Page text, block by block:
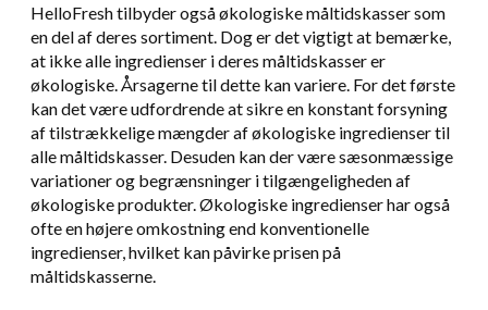
HelloFresh tilbyder også økologiske måltidskasser som
en del af deres sortiment. Dog er det vigtigt at bemærke,
at ikke alle ingredienser i deres måltidskasser er
økologiske. Årsagerne til dette kan variere. For det første
kan det være udfordrende at sikre en konstant forsyning
af tilstrækkelige mængder af økologiske ingredienser til
alle måltidskasser. Desuden kan der være sæsonmæssige
variationer og begrænsninger i tilgængeligheden af
økologiske produkter. Økologiske ingredienser har også
ofte en højere omkostning end konventionelle
ingredienser, hvilket kan påvirke prisen på
måltidskasserne.